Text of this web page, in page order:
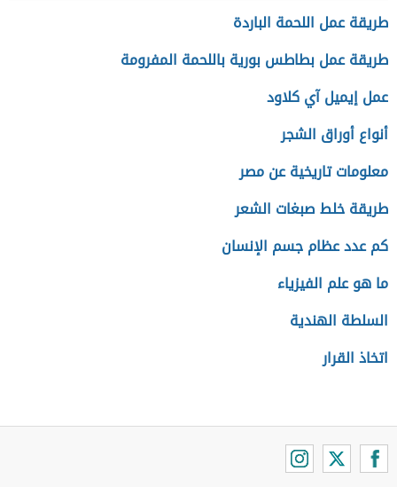
طريقة عمل اللحمة الباردة
طريقة عمل بطاطس بورية باللحمة المفرومة
عمل إيميل آي كلاود
أنواع أوراق الشجر
معلومات تاريخية عن مصر
طريقة خلط صبغات الشعر
كم عدد عظام جسم الإنسان
ما هو علم الفيزياء
السلطة الهندية
اتخاذ القرار